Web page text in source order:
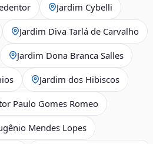
Jardim Cybelli
Jardim Diva Tarlá de Carvalho
Jardim Dona Branca Salles
Jardim dos Hibiscos
Paulo Gomes Romeo
Mendes Lopes